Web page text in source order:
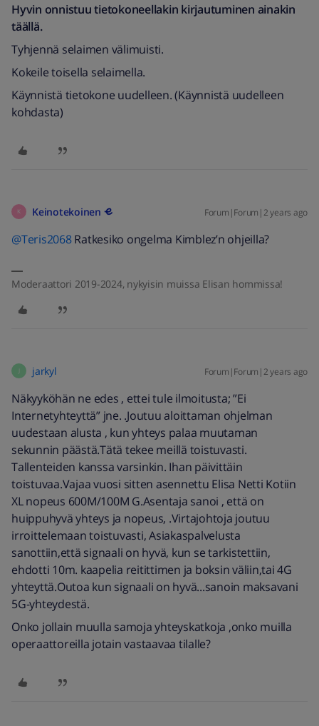
Hyvin onnistuu tietokoneellakin kirjautuminen ainakin
täällä.
Tyhjennä selaimen välimuisti.
Kokeile toisella selaimella.
Käynnistä tietokone uudelleen. (Käynnistä uudelleen
kohdasta)
K Keinotekoinen Forum|Forum|2 years ago
@Teris2068Ratkesiko ongelma Kimblez’n ohjeilla?
Moderaattori 2019-2024, nykyisin muissa Elisan hommissa!
jarkyl Forum|Forum|2 years ago
Näkyyköhän ne edes , ettei tule ilmoitusta; ”Ei
Internetyhteyttä” jne. .Joutuu aloittaman ohjelman
uudestaan alusta , kun yhteys palaa muutaman
sekunnin päästä.Tätä tekee meillä toistuvasti.
Tallenteiden kanssa varsinkin. Ihan päivittäin
toistuvaa.Vajaa vuosi sitten asennettu Elisa Netti Kotiin
XL nopeus 600M/100M G.Asentaja sanoi , että on
huippuhyvä yhteys ja nopeus, .Virtajohtoja joutuu
irroittelemaan toistuvasti, Asiakaspalvelusta
sanottiin,että signaali on hyvä, kun se tarkistettiin,
ehdotti 10m. kaapelia reitittimen ja boksin väliin,tai 4G
yhteyttä.Outoa kun signaali on hyvä...sanoin maksavani
5G-yhteydestä.
Onko jollain muulla samoja yhteyskatkoja ,onko muilla
operaattoreilla jotain vastaavaa tilalle?